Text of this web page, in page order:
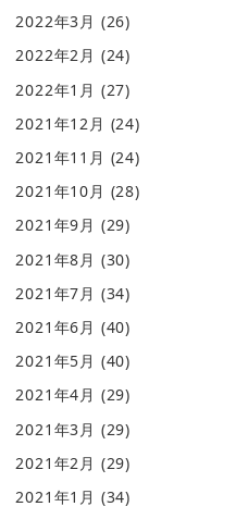
2022年3月 (26)
2022年2月 (24)
2022年1月 (27)
2021年12月 (24)
2021年11月 (24)
2021年10月 (28)
2021年9月 (29)
2021年8月 (30)
2021年7月 (34)
2021年6月 (40)
2021年5月 (40)
2021年4月 (29)
2021年3月 (29)
2021年2月 (29)
2021年1月 (34)